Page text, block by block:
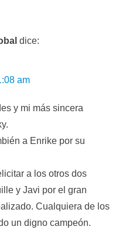
dice:
am
y mi más sincera
a Enrike por su
a los otros dos
y Javi por el gran
Cualquiera de los
un digno campeón.